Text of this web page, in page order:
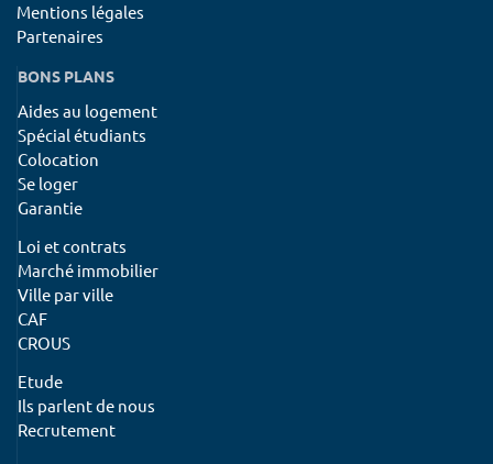
Mentions légales
Partenaires
BONS PLANS
Aides au logement
Spécial étudiants
Colocation
Se loger
Garantie
Loi et contrats
Marché immobilier
Ville par ville
CAF
CROUS
Etude
Ils parlent de nous
Recrutement